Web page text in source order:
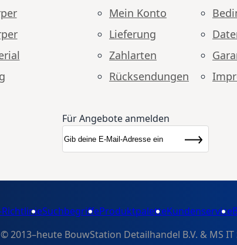
Mein Konto
Lieferung
Zahlarten
Rücksendungen
Für Angebote anmelden
Newsletter
Abonnieren
SuchbegriffeProduktpaletteKundenservice
2013–heute BouwStation Detailhandel B.V. & MS